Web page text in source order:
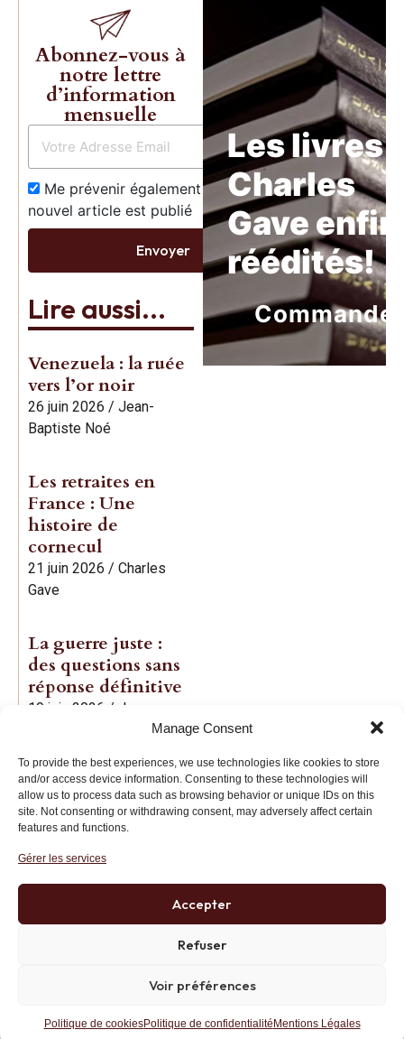
Manage Consent
To provide the best experiences, we use technologies like cookies to store
and/or access device information. Consenting to these technologies will
allow us to process data such as browsing behavior or unique IDs on this
site. Not consenting or withdrawing consent, may adversely affect certain
features and functions.
Gérer les services
Accepter
Refuser
Voir préférences
Politique de cookiesPolitique de confidentialité Mentions Légales
Abonnez-vous à
notre lettre
d’information
mensuelle
Me prévenir également dès qu’un
nouvel article est publié
Envoyer
Lire aussi...
Venezuela : la ruée
vers l’or noir
26 juin 2026 / Jean-
Baptiste Noé
Les retraites en
France : Une
histoire de
cornecul
21 juin 2026 / Charles
Gave
La guerre juste :
des questions sans
réponse définitive
19 juin 2026 / Jean-
Les livres
Charles
Gave enfin
réédités!
Institut des Libertés
+33 (0)1 71 20 45 39
Site développé par AK Web Solutions